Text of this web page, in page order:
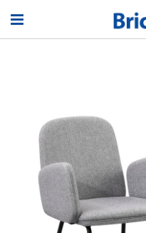
Open menu